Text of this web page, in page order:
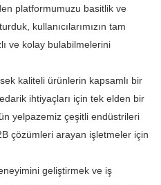
platformumuzu basitlik ve
kullanıcılarımızın tam
ve kolay bulabilmelerini
kaliteli ürünlerin kapsamlı bir
ihtiyaçları için tek elden bir
yelpazemiz çeşitli endüstrileri
çözümleri arayan işletmeler için
geliştirmek ve iş